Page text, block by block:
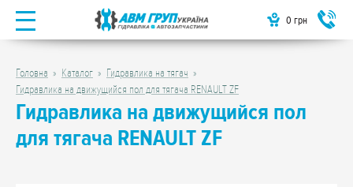
0 грн
Головна Каталог
Гидравлика на тягач
Гидравлика на движущийся пол для тягача RENAULT ZF
Гидравлика на движущийся пол
для тягача RENAULT ZF